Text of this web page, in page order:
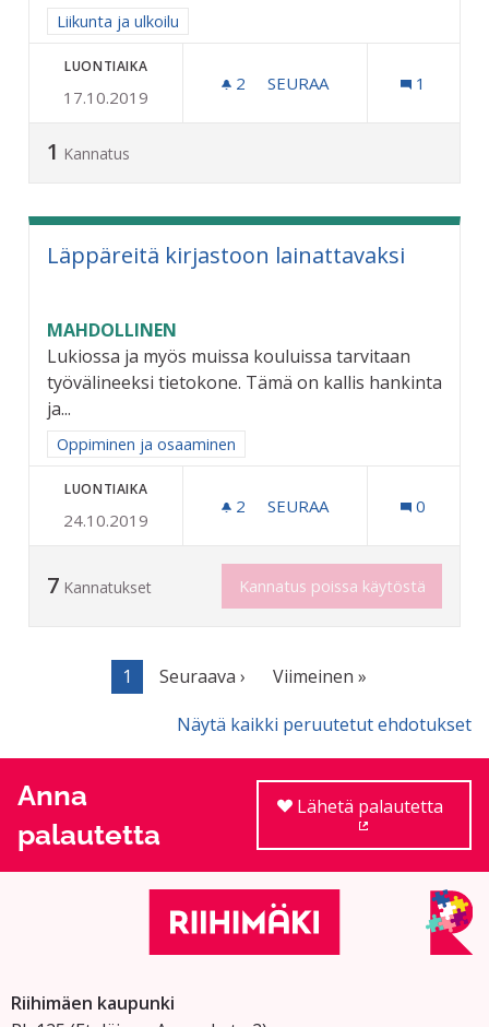
Rajaa tulokset aihepiirin mukaan: Liikunta ja ulkoilu
Liikunta ja ulkoilu
LUONTIAIKA
17.10.2019
2 2 SEURAAJAA
SEURAA 1
1 Kannatus
Läppäreitä kirjastoon lainattavaksi
MAHDOLLINEN
Lukiossa ja myös muissa kouluissa tarvitaan
työvälineeksi tietokone. Tämä on kallis hankinta
ja...
Rajaa tulokset aihepiirin mukaan: Oppiminen ja osaaminen
Oppiminen ja osaaminen
LUONTIAIKA
24.10.2019
2 2 SEURAAJAA
SEURAA 0
7 Kannatukset Kannatus poissa käytöstä
1 Seuraava ›
Viimeinen »
Näytä kaikki peruutetut ehdotukset
Anna
palautetta
Lähetä palautetta
Riihimäen kaupunki